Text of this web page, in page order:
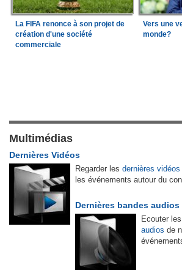
La FIFA renonce à son projet de
création d'une société
commerciale
Vers une
monde?
Multimédias
Dernières Vidéos
Regarder les dernières
les événements autour du
Dernières bandes audios
Ecouter les
audios de